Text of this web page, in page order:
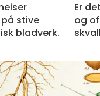
stive
bladverk.
Er
og